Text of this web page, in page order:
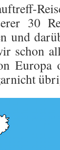
30
und
schon
Europa